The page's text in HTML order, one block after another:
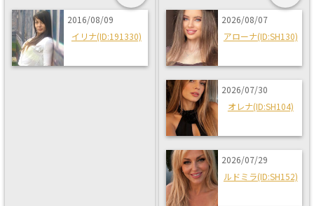
2016/08/09
イリナ(ID:191330)
2026/08/07
アローナ(ID:SH130)
2026/07/30
オレナ(ID:SH104)
2026/07/29
ルドミラ(ID:SH152)